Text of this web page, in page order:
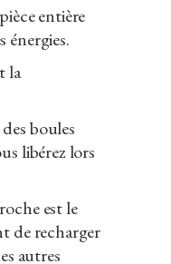
entière
énergies.
la
boules
libérez lors
est le
de recharger
autres